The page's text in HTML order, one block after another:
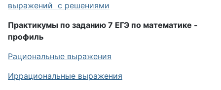
выражений с решениями
Практикумы по заданию 7 ЕГЭ по математике -
профиль
Рациональные выражения
Иррациональные выражения